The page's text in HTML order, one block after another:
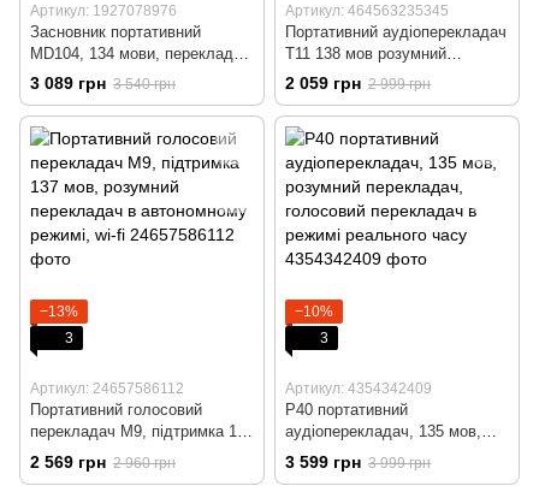
Артикул: 1927078976
Засновник портативний
MD104, 134 мови, перекладач
із голосовим скануванням у
режимі реального, екран
3 089 грн 3 540 грн
Артикул: 464563235345
Портативний аудіоперекладач
T11 138 мов розумний
перекладач в автономному
режимі в режимі реального
часу
2 059 грн 2 999 грн
−13%
3
Артикул: 24657586112
Портативний голосовий
перекладач М9, підтримка 137
мов, розумний перекладач в
автономному режимі, wi-fi
2 569 грн 2 960 грн
−10%
3
Артикул: 4354342409
P40 портативний
аудіоперекладач, 135 мов,
розумний перекладач,
голосовий перекладач в
3 599 грн 3 999 грн